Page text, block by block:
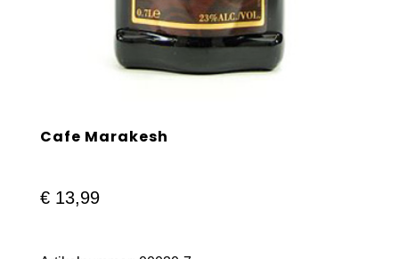
Cafe Marakesh
€13,99